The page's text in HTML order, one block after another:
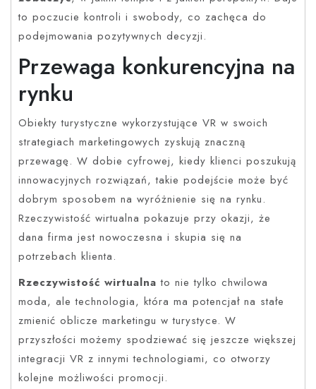
to poczucie kontroli i swobody, co zachęca do
podejmowania pozytywnych decyzji.
Przewaga konkurencyjna na
rynku
Obiekty turystyczne wykorzystujące VR w swoich
strategiach marketingowych zyskują znaczną
przewagę. W dobie cyfrowej, kiedy klienci poszukują
innowacyjnych rozwiązań, takie podejście może być
dobrym sposobem na wyróżnienie się na rynku.
Rzeczywistość wirtualna pokazuje przy okazji, że
dana firma jest nowoczesna i skupia się na
potrzebach klienta.
Rzeczywistość wirtualna to nie tylko chwilowa
moda, ale technologia, która ma potencjał na stałe
zmienić oblicze marketingu w turystyce. W
przyszłości możemy spodziewać się jeszcze większej
integracji VR z innymi technologiami, co otworzy
kolejne możliwości promocji.